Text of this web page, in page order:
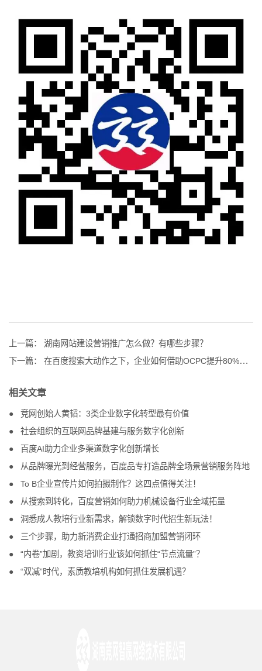
上一篇：
湖南网站建设营销推广怎么做？有哪些步骤？
下一篇：
在百度搜索大动作之下，企业如何借助OCPC提升80%投放效果？
相关文章
竞网创始人黄韬：3类企业数字化转型最有价值
社会组织的互联网品牌基建与服务数字化创新
百度AI助力企业多渠道数字化创新增长
从品牌曝光到经营服务，百度品专打造品牌全场景营销服务阵地
To B企业宣传片如何拍摄制作？这四点值得关注！
从搜索到转化，百度营销如何助力机械设备行业全域拓量
洞悉成人教培行业新需求，解锁数字时代招生新玩法！
三个步骤，助力新消费企业打通招商加盟营销闭环
“内卷”加剧，教资培训行业该如何抓住“节点流量”？
“双减”时代，素质教培机构如何抓住发展机遇？